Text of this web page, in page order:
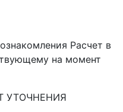
Расчет в
на момент
УТОЧНЕНИЯ